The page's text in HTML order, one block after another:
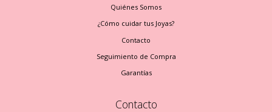
Quiénes Somos
¿Cómo cuidar tus Joyas?
Contacto
Seguimiento de Compra
Garantías
Contacto